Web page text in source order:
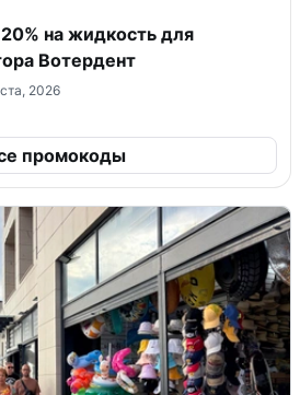
на жидкость для
Вотердент
2026
промокоды